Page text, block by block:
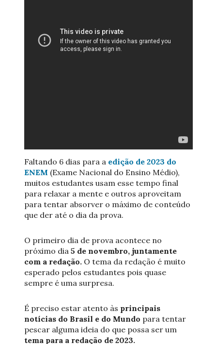
Faltando 6 dias para a edição de 2023 do
ENEM (Exame Nacional do Ensino Médio),
muitos estudantes usam esse tempo final
para relaxar a mente e outros aproveitam
para tentar absorver o máximo de conteúdo
que der até o dia da prova.
O primeiro dia de prova acontece no
próximo dia 5 de novembro, juntamente
com a redação. O tema da redação é muito
esperado pelos estudantes pois quase
sempre é uma surpresa.
É preciso estar atento às principais
notícias do Brasil e do Mundo para tentar
pescar alguma ideia do que possa ser um
tema para a redação de 2023.